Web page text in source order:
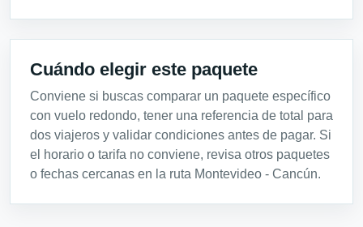
Cuándo elegir este paquete
Conviene si buscas comparar un paquete específico
con vuelo redondo, tener una referencia de total para
dos viajeros y validar condiciones antes de pagar. Si
el horario o tarifa no conviene, revisa otros paquetes
o fechas cercanas en la ruta Montevideo - Cancún.